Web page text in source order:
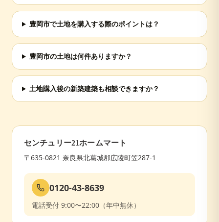
豊岡市で土地を購入する際のポイントは？
豊岡市の土地は何件ありますか？
土地購入後の新築建築も相談できますか？
センチュリー21ホームマート
〒635-0821 奈良県北葛城郡広陵町笠287-1
0120-43-8639
電話受付 9:00〜22:00（年中無休）